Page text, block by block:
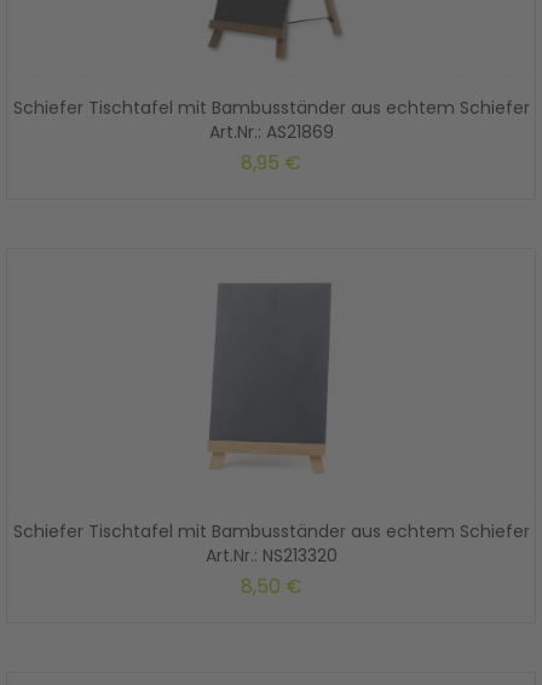
Schiefer Tischtafel mit Bambusständer aus echtem Schiefer
Art.Nr.: AS21869
8,95 €
Schiefer Tischtafel mit Bambusständer aus echtem Schiefer
Art.Nr.: NS213320
8,50 €